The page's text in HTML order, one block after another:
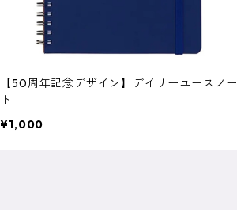
【50周年記念デザイン】デイリーユースノー
ト
¥1,000